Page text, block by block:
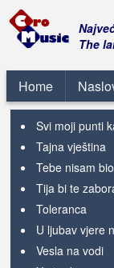
The
Home
She said
Slavim ove
Sve će biti k'o
Sve ću preživit
Svi moji punti
Tajna vještina
Tebe nisam
Tija bi te
Toleranca
U ljubav vjere
Vesla na vodi